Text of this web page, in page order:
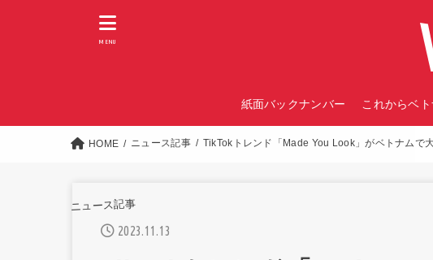
紙面バックナンバー これからベ
MENU
HOME ニュース記事 TikTokトレンド「Made You Look」がベトナムで
ニュース記事
2023.11.13